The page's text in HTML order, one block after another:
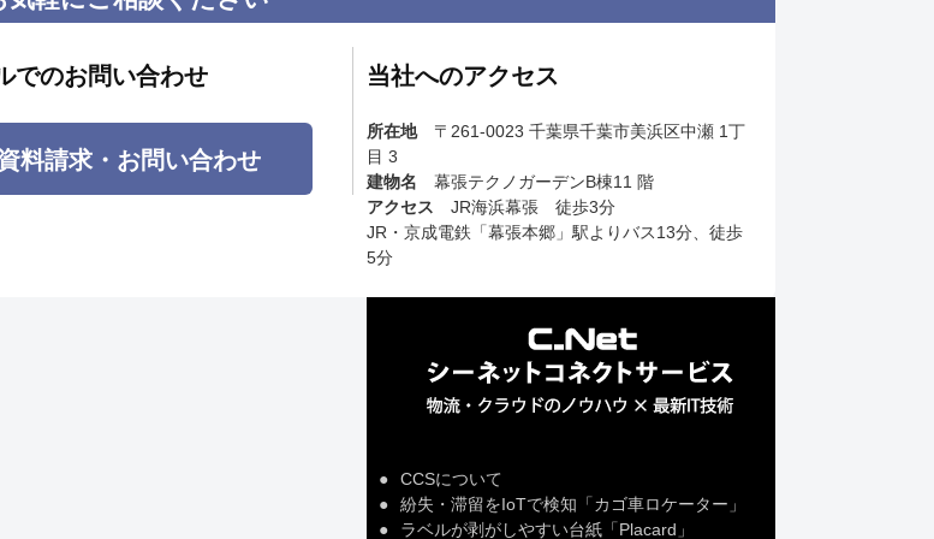
でのお問い合わせ
料請求・お問い合わせ
当社へのアクセス
所在地〒261-0023 千葉県千葉市美浜区中瀬 1丁
目 3
建物名 幕張テクノガーデンB棟11 階
アクセス JR海浜幕張 徒歩3分
JR・京成電鉄「幕張本郷」駅よりバス13分、徒歩
5分
●
CCSについて
●
紛失・滞留をIoTで検知「カゴ車ロケーター」
●
ラベルが剥がしやすい台紙「Placard」